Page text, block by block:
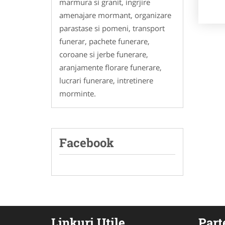
amenajare mormant, organizare
parastase si pomeni, transport
funerar, pachete funerare,
coroane si jerbe funerare,
aranjamente florare funerare,
lucrari funerare, intretinere
morminte.
Facebook